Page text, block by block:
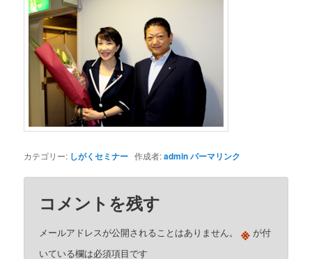
カテゴリー: しがくセミナー 作成者:adminパーマリンク
コメントを残す
メールアドレスが公開されることはありません。 ※ が付
いている欄は必須項目です